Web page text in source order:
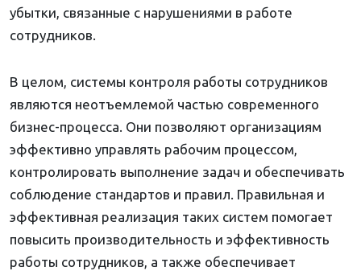
убытки, связанные с нарушениями в работе
сотрудников.
В целом, системы контроля работы сотрудников
являются неотъемлемой частью современного
бизнес-процесса. Они позволяют организациям
эффективно управлять рабочим процессом,
контролировать выполнение задач и обеспечивать
соблюдение стандартов и правил. Правильная и
эффективная реализация таких систем помогает
повысить производительность и эффективность
работы сотрудников, а также обеспечивает